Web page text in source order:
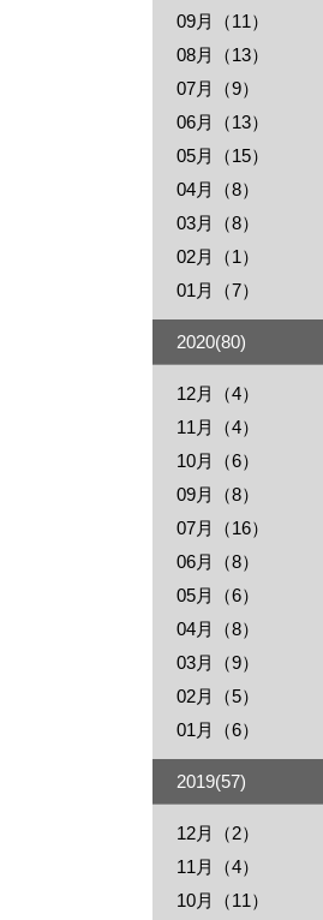
09月（11）
08月（13）
07月（9）
06月（13）
05月（15）
04月（8）
03月（8）
02月（1）
01月（7）
2020(80)
12月（4）
11月（4）
10月（6）
09月（8）
07月（16）
06月（8）
05月（6）
04月（8）
03月（9）
02月（5）
01月（6）
2019(57)
12月（2）
11月（4）
10月（11）